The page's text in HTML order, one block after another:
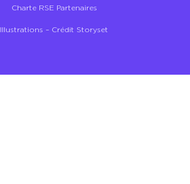
Charte RSE Partenaires
Illustrations – Crédit Storyset